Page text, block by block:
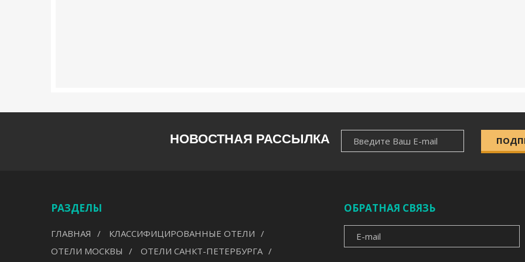
НОВОСТНАЯ РАССЫЛКА
НОВОСТНАЯ
РАССЫЛКА
РАЗДЕЛЫ
ГЛАВНАЯ
КЛАССИФИЦИРОВАННЫЕ ОТЕЛИ
ОТЕЛИ МОСКВЫ
ОТЕЛИ САНКТ-ПЕТЕРБУРГА
ОБРАТНАЯ СВЯЗЬ
E-
MAIL